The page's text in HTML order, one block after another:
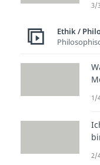
Die3/
Ethik /
1/
2/